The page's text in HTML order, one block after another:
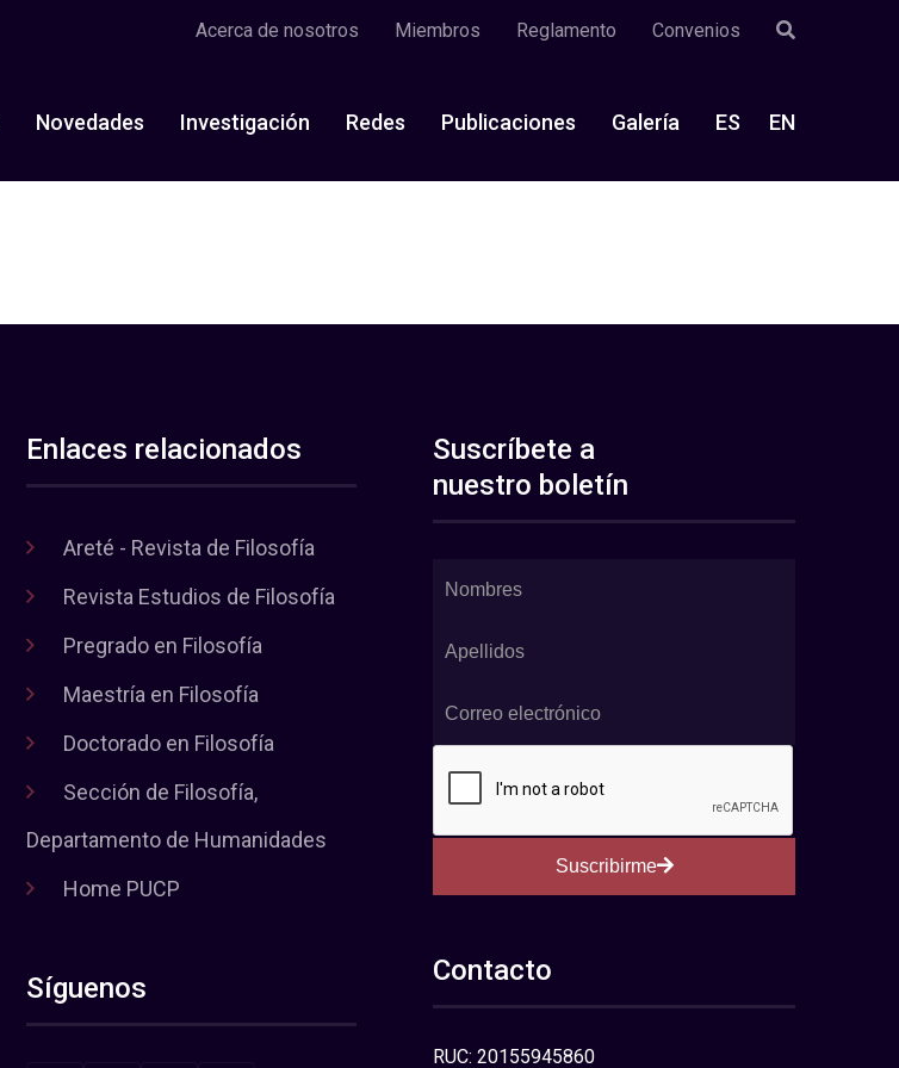
Acerca de nosotros Miembros Reglamento Convenios
Novedades Investigación Redes Publicaciones Galería ES EN
Enlaces relacionados
Areté - Revista de Filosofía
Revista Estudios de Filosofía
Pregrado en Filosofía
Maestría en Filosofía
Doctorado en Filosofía
Sección de Filosofía,
Departamento de Humanidades
Home PUCP
Síguenos
Suscríbete a
nuestro boletín
Suscribirme
Contacto
RUC: 20155945860